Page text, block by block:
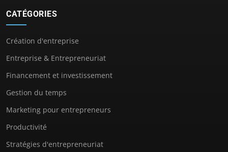
CATÉGORIES
Création d'entreprise
Entreprise & Entrepreneuriat
Financement et investissement
Gestion du temps
Marketing pour entrepreneurs
Productivité
Stratégies d'entrepreneuriat